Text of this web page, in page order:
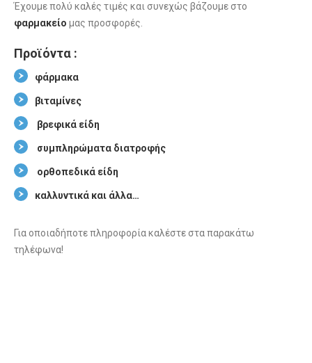
Έχουμε πολύ καλές τιμές και συνεχώς βάζουμε στο
φαρμακείο μας προσφορές.
Προϊόντα :
φάρμακα
βιταμίνες
βρεφικά είδη
συμπληρώματα διατροφής
ορθοπεδικά είδη
καλλυντικά και άλλα…
Για οποιαδήποτε πληροφορία καλέστε στα παρακάτω
τηλέφωνα!